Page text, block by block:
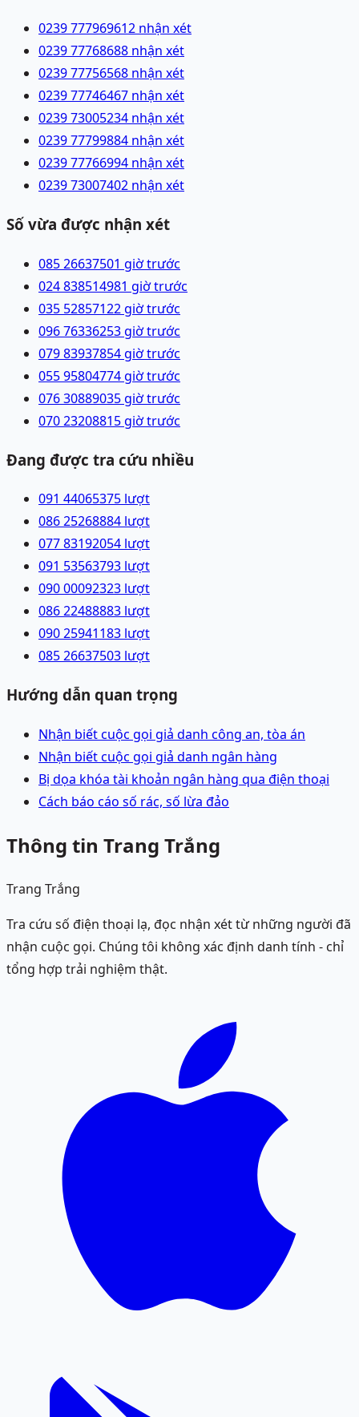
0239 777969612 nhận xét
0239 77768688 nhận xét
0239 77756568 nhận xét
0239 77746467 nhận xét
0239 73005234 nhận xét
0239 77799884 nhận xét
0239 77766994 nhận xét
0239 73007402 nhận xét
Số vừa được nhận xét
085 26637501 giờ trước
024 838514981 giờ trước
035 52857122 giờ trước
096 76336253 giờ trước
079 83937854 giờ trước
055 95804774 giờ trước
076 30889035 giờ trước
070 23208815 giờ trước
Đang được tra cứu nhiều
091 44065375 lượt
086 25268884 lượt
077 83192054 lượt
091 53563793 lượt
090 00092323 lượt
086 22488883 lượt
090 25941183 lượt
085 26637503 lượt
Hướng dẫn quan trọng
Nhận biết cuộc gọi giả danh công an, tòa án
Nhận biết cuộc gọi giả danh ngân hàng
Bị dọa khóa tài khoản ngân hàng qua điện thoại
Cách báo cáo số rác, số lừa đảo
Thông tin Trang Trắng
Trang Trắng
Tra cứu số điện thoại lạ, đọc nhận xét từ những người đã
nhận cuộc gọi. Chúng tôi không xác định danh tính - chỉ
tổng hợp trải nghiệm thật.